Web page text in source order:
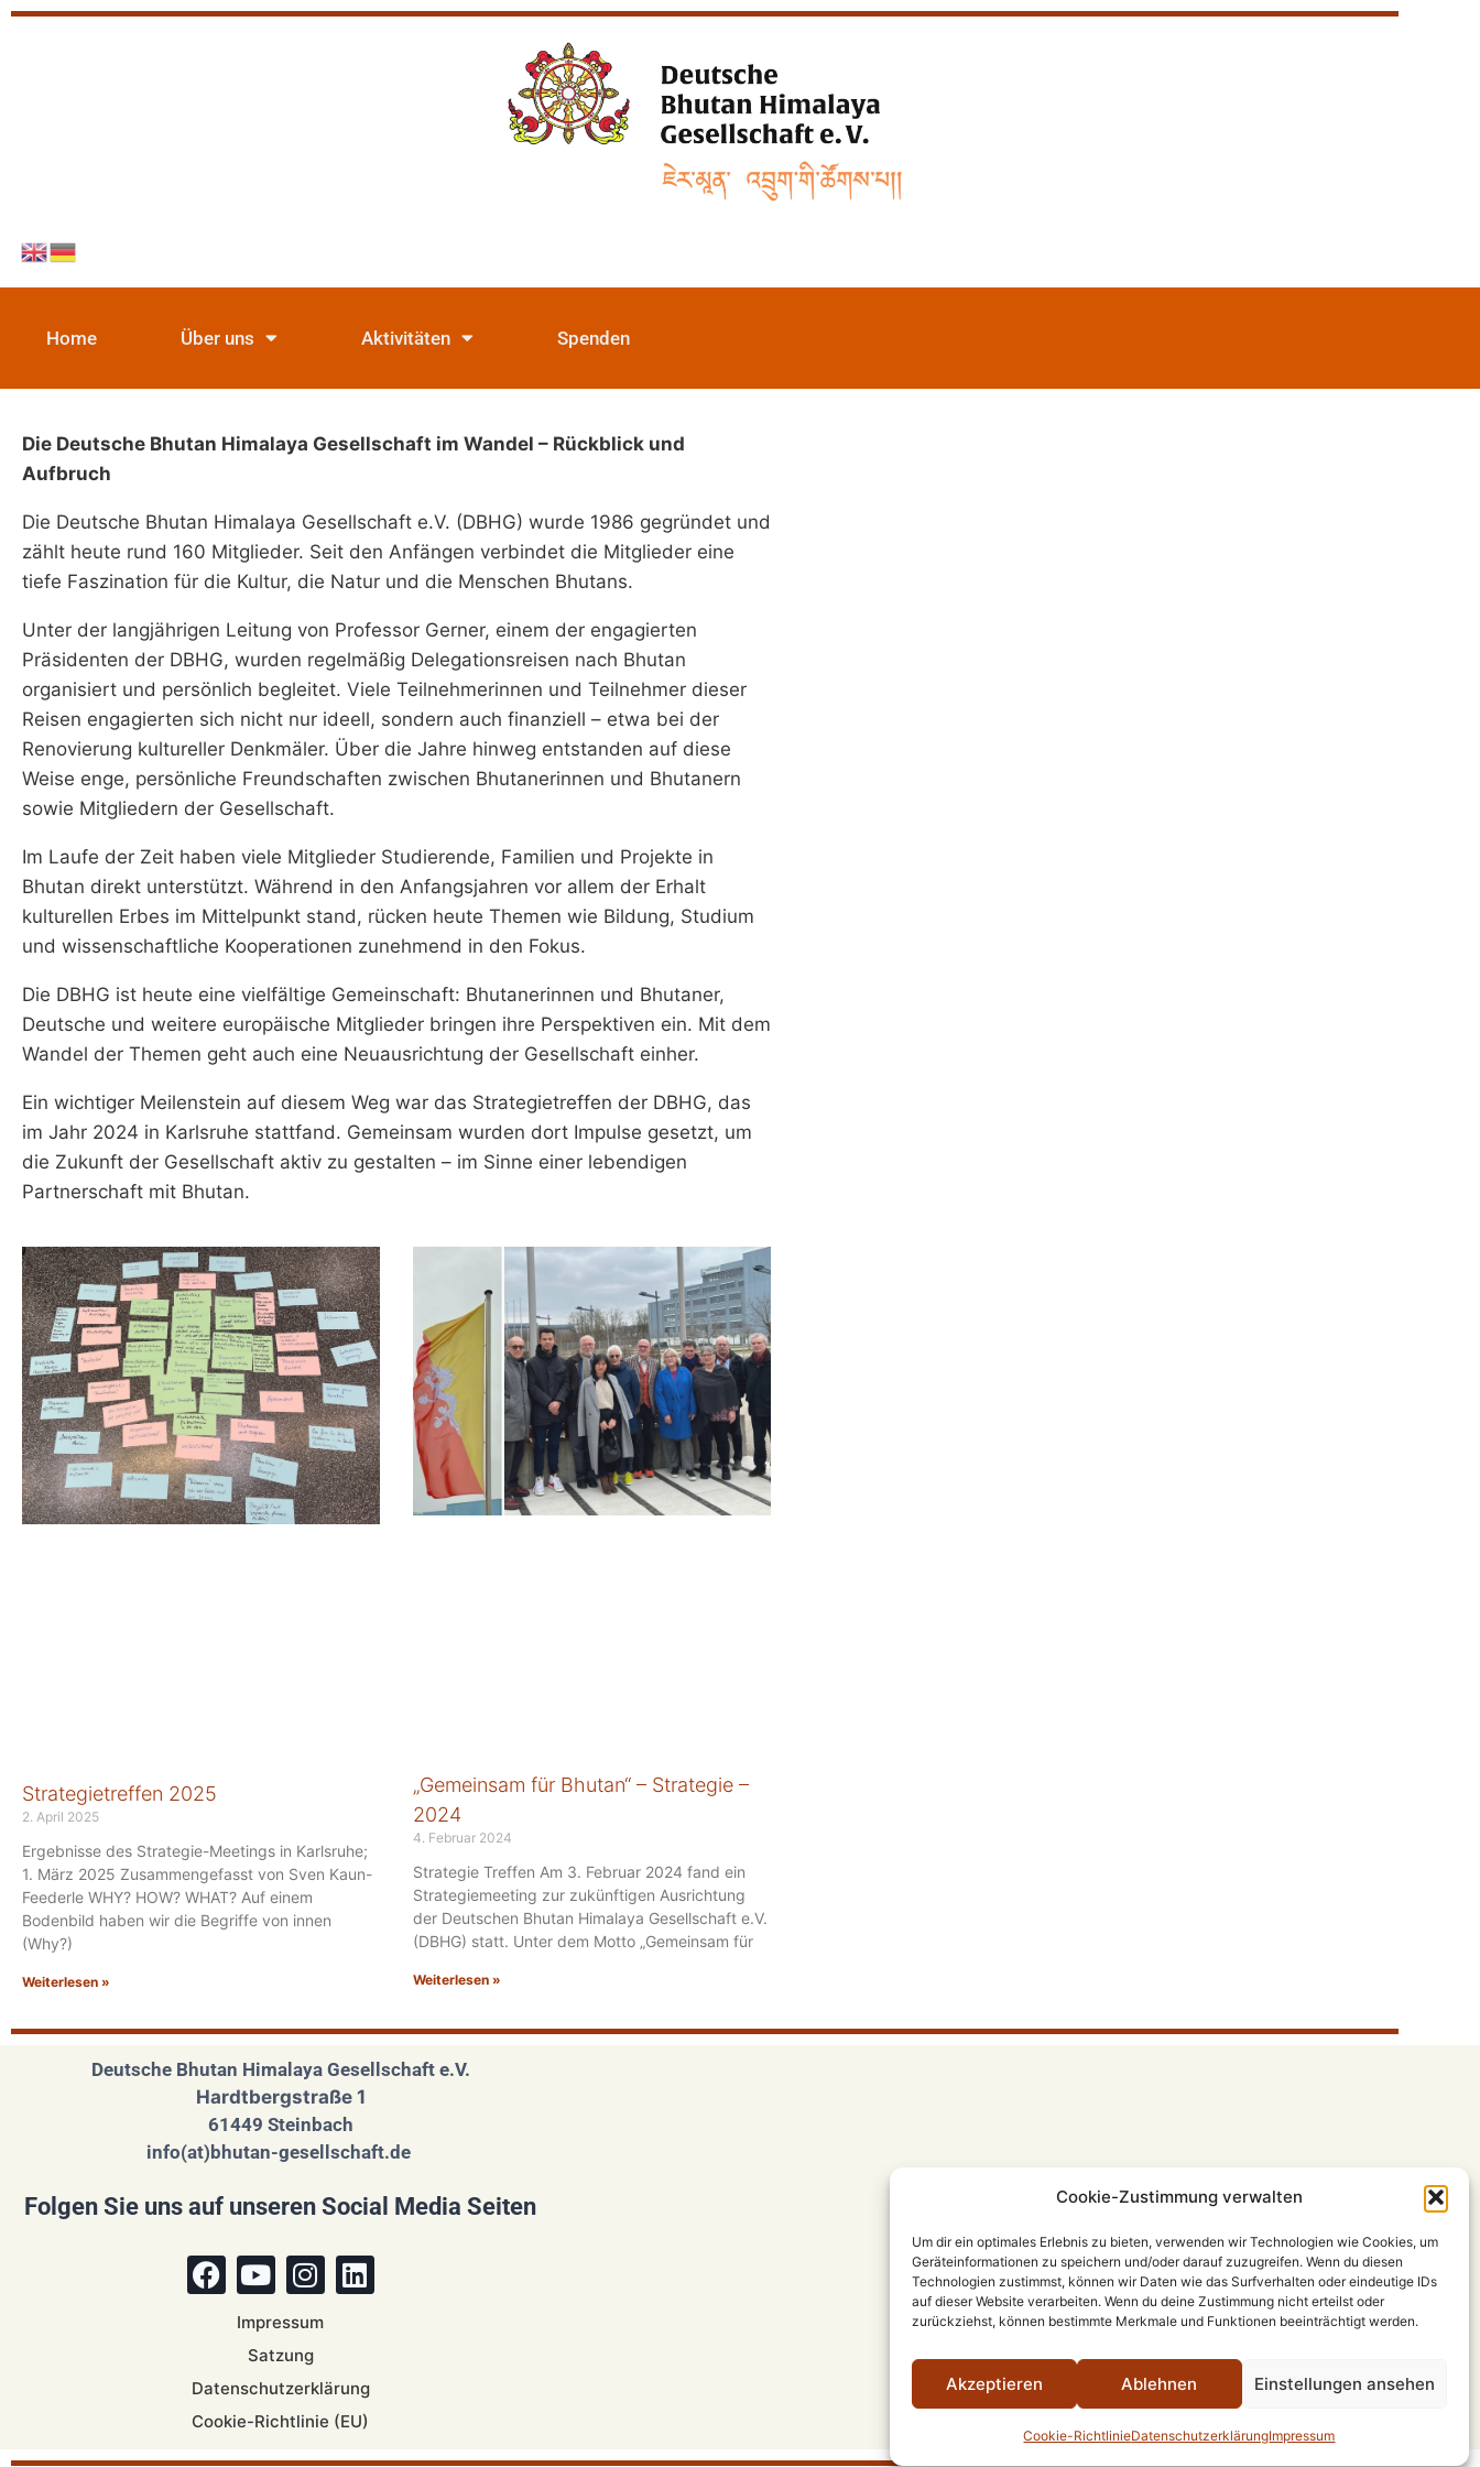
Cookie-Zustimmung verwalten
Um dir ein optimales Erlebnis zu bieten, verwenden wir Technologien wie Cookies, um
Geräteinformationen zu speichern und/oder darauf zuzugreifen. Wenn du diesen
Technologien zustimmst, können wir Daten wie das Surfverhalten oder eindeutige IDs
auf dieser Website verarbeiten. Wenn du deine Zustimmung nicht erteilst oder
zurückziehst, können bestimmte Merkmale und Funktionen beeinträchtigt werden.
Akzeptieren Ablehnen Einstellungen ansehen
Cookie-RichtlinieDatenschutzerklärungImpressum
Home Über uns Aktivitäten Spenden
Die Deutsche Bhutan Himalaya Gesellschaft im Wandel – Rückblick und
Aufbruch
Die Deutsche Bhutan Himalaya Gesellschaft e.V. (DBHG) wurde 1986 gegründet und
zählt heute rund 160 Mitglieder. Seit den Anfängen verbindet die Mitglieder eine
tiefe Faszination für die Kultur, die Natur und die Menschen Bhutans.
Unter der langjährigen Leitung von Professor Gerner, einem der engagierten
Präsidenten der DBHG, wurden regelmäßig Delegationsreisen nach Bhutan
organisiert und persönlich begleitet. Viele Teilnehmerinnen und Teilnehmer dieser
Reisen engagierten sich nicht nur ideell, sondern auch finanziell – etwa bei der
Renovierung kultureller Denkmäler. Über die Jahre hinweg entstanden auf diese
Weise enge, persönliche Freundschaften zwischen Bhutanerinnen und Bhutanern
sowie Mitgliedern der Gesellschaft.
Im Laufe der Zeit haben viele Mitglieder Studierende, Familien und Projekte in
Bhutan direkt unterstützt. Während in den Anfangsjahren vor allem der Erhalt
kulturellen Erbes im Mittelpunkt stand, rücken heute Themen wie Bildung, Studium
und wissenschaftliche Kooperationen zunehmend in den Fokus.
Die DBHG ist heute eine vielfältige Gemeinschaft: Bhutanerinnen und Bhutaner,
Deutsche und weitere europäische Mitglieder bringen ihre Perspektiven ein. Mit dem
Wandel der Themen geht auch eine Neuausrichtung der Gesellschaft einher.
Ein wichtiger Meilenstein auf diesem Weg war das Strategietreffen der DBHG, das
im Jahr 2024 in Karlsruhe stattfand. Gemeinsam wurden dort Impulse gesetzt, um
die Zukunft der Gesellschaft aktiv zu gestalten – im Sinne einer lebendigen
Partnerschaft mit Bhutan.
Strategietreffen 2025
2. April 2025
Ergebnisse des Strategie-Meetings in Karlsruhe;
1. März 2025 Zusammengefasst von Sven Kaun-
Feederle WHY? HOW? WHAT? Auf einem
Bodenbild haben wir die Begriffe von innen
(Why?)
Weiterlesen »
„Gemeinsam für Bhutan“ – Strategie –
2024
4. Februar 2024
Strategie Treffen Am 3. Februar 2024 fand ein
Strategiemeeting zur zukünftigen Ausrichtung
der Deutschen Bhutan Himalaya Gesellschaft e.V.
(DBHG) statt. Unter dem Motto „Gemeinsam für
Weiterlesen »
Deutsche Bhutan Himalaya Gesellschaft e.V.
Hardtbergstraße 1
61449 Steinbach
info(at)bhutan-gesellschaft.de
Folgen Sie uns auf unseren Social Media Seiten
Impressum
Satzung
Datenschutzerklärung
Cookie-Richtlinie (EU)